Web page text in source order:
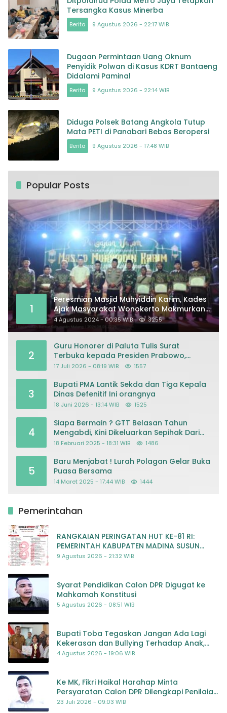
Tersangka Kasus Minerba
Berita 9 Agustus 2026 - 22:17 WIB
Dugaan Permintaan Uang Oknum
Penyidik Polwan di Kasus KDRT Bantaeng
Didalami Paminal
Berita 9 Agustus 2026 - 22:14 WIB
Diduga Polsek Batang Angkola Tutup
Mata PETI di Panabari Bebas Beropersi
Berita 9 Agustus 2026 - 17:48 WIB
Popular Posts
1
Peresmian Masjid Muhyiddin Karim, Kades
Ajak Masyarakat Wonokerto Makmurkan
Masjid
4 Agustus 2024 - 00:35 WIB 3255
2
Guru Honorer di Paluta Tulis Surat
Terbuka kepada Presiden Prabowo,
Mohon Keadilan atas Dugaan
17 Juli 2026 - 08:19 WIB 1557
3
Bupati PMA Lantik Sekda dan Tiga Kepala
Dinas Defenitif Ini orangnya
18 Juni 2026 - 13:14 WIB 1525
4
Siapa Bermain ? GTT Belasan Tahun
Mengabdi, Kini Dikeluarkan Sepihak Dari
Dapodik
18 Februari 2025 - 18:31 WIB 1486
5
Baru Menjabat ! Lurah Polagan Gelar Buka
Puasa Bersama
14 Maret 2025 - 17:44 WIB 1444
Pemerintahan
RANGKAIAN PERINGATAN HUT KE-81 RI:
PEMERINTAH KABUPATEN MADINA SUSUN
RENCANA KEGIATAN MERIAH DAN BERMAKNA
9 Agustus 2026 - 21:32 WIB
Syarat Pendidikan Calon DPR Digugat ke
Mahkamah Konstitusi
5 Agustus 2026 - 08:51 WIB
Bupati Toba Tegaskan Jangan Ada Lagi
Kekerasan dan Bullying Terhadap Anak,
Dorong Kolaborasi Seluruh Pihak
4 Agustus 2026 - 19:06 WIB
Ke MK, Fikri Haikal Harahap Minta
Persyaratan Calon DPR Dilengkapi Penilaian
Kompetensi
23 Juli 2026 - 09:03 WIB